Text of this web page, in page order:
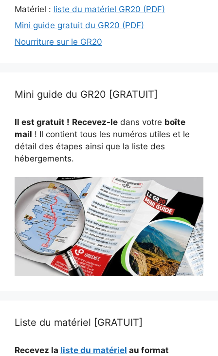
Matériel : liste du matériel GR20 (PDF)
Mini guide gratuit du GR20 (PDF)
Nourriture sur le GR20
Mini guide du GR20 [GRATUIT]
Il est gratuit ! Recevez-le dans votre boîte
mail ! Il contient tous les numéros utiles et le
détail des étapes ainsi que la liste des
hébergements.
Liste du matériel [GRATUIT]
Recevez la liste du matériel au format